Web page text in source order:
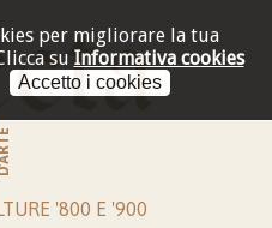
per migliorare la tua
su Informativa cookies
Accetto i cookies
'800 E '900